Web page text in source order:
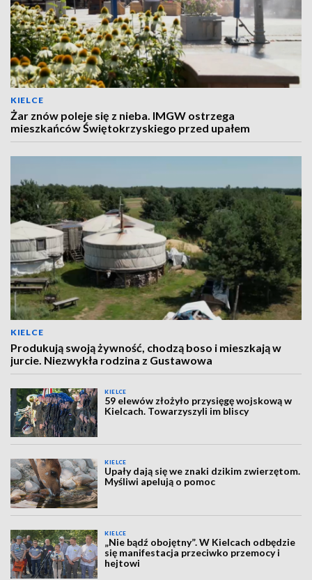
KIELCE
Żar znów poleje się z nieba. IMGW ostrzega
mieszkańców Świętokrzyskiego przed upałem
KIELCE
Produkują swoją żywność, chodzą boso i mieszkają w
jurcie. Niezwykła rodzina z Gustawowa
KIELCE
59 elewów złożyło przysięgę wojskową w
Kielcach. Towarzyszyli im bliscy
KIELCE
Upały dają się we znaki dzikim zwierzętom.
Myśliwi apelują o pomoc
KIELCE
„Nie bądź obojętny”. W Kielcach odbędzie
się manifestacja przeciwko przemocy i
hejtowi